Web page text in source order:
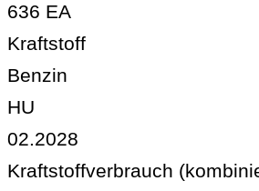
636 EA
Kraftstoff
Benzin
HU
02.2028
Kraftstoffverbrauch